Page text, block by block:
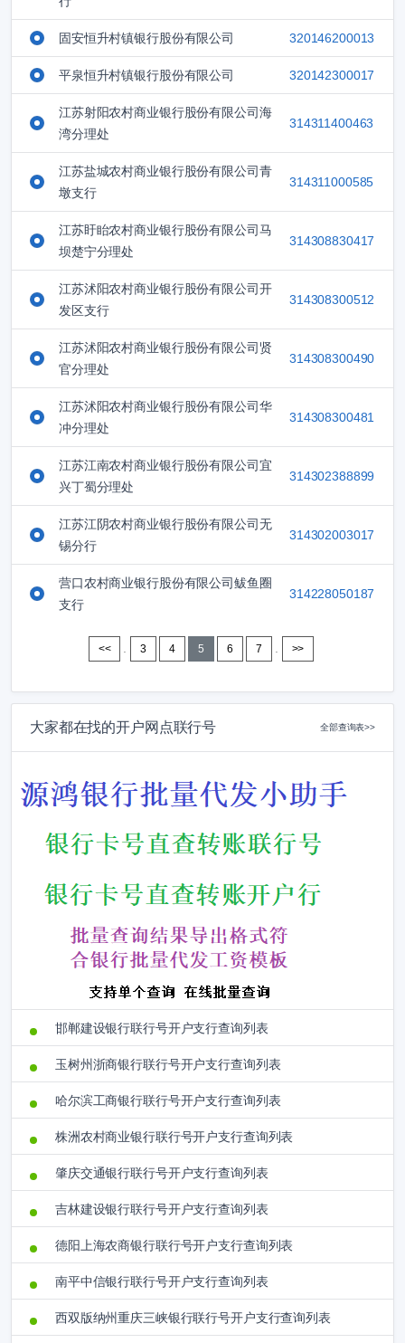
固安恒升村镇银行股份有限公司 320146200013
平泉恒升村镇银行股份有限公司 320142300017
江苏射阳农村商业银行股份有限公司海
湾分理处
314311400463
江苏盐城农村商业银行股份有限公司青
墩支行
314311000585
江苏盱眙农村商业银行股份有限公司马
坝楚宁分理处
314308830417
江苏沭阳农村商业银行股份有限公司开
发区支行
314308300512
江苏沭阳农村商业银行股份有限公司贤
官分理处
314308300490
江苏沭阳农村商业银行股份有限公司华
冲分理处
314308300481
江苏江南农村商业银行股份有限公司宜
兴丁蜀分理处
314302388899
江苏江阴农村商业银行股份有限公司无
锡分行
314302003017
营口农村商业银行股份有限公司鲅鱼圈
支行
314228050187
<< . 3 4 5 6 7 . >>
大家都在找的开户网点联行号 全部查询表>>
邯郸建设银行联行号开户支行查询列表
玉树州浙商银行联行号开户支行查询列表
哈尔滨工商银行联行号开户支行查询列表
株洲农村商业银行联行号开户支行查询列表
肇庆交通银行联行号开户支行查询列表
吉林建设银行联行号开户支行查询列表
德阳上海农商银行联行号开户支行查询列表
南平中信银行联行号开户支行查询列表
西双版纳州重庆三峡银行联行号开户支行查询列表